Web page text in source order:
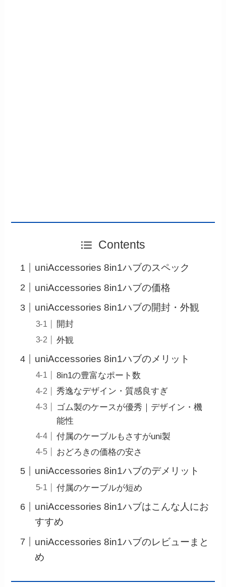
Contents
uniAccessories 8in1ハブのスペック
uniAccessories 8in1ハブの価格
uniAccessories 8in1ハブの開封・外観
開封
外観
uniAccessories 8in1ハブのメリット
8in1の豊富なポート数
秀逸なデザイン・質感良すぎ
ゴム製のケースが優秀｜デザイン・機
能性
付属のケーブルもさすがuni製
おどろきの価格の安さ
uniAccessories 8in1ハブのデメリット
付属のケーブルが短め
uniAccessories 8in1ハブはこんな人にお
すすめ
uniAccessories 8in1ハブのレビューまと
め